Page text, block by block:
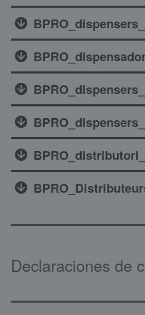
Declaraciones de